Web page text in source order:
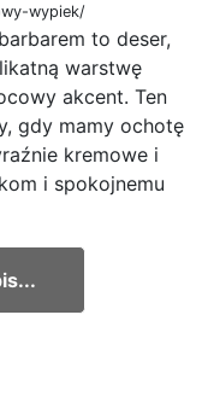
wypiek/
to deser,
warstwę
akcent. Ten
gdy mamy ochotę
kremowe i
i spokojnemu